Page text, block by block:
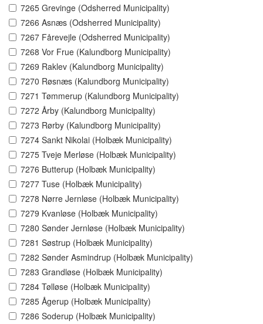
7265 Grevinge (Odsherred Municipality)
7266 Asnæs (Odsherred Municipality)
7267 Fårevejle (Odsherred Municipality)
7268 Vor Frue (Kalundborg Municipality)
7269 Raklev (Kalundborg Municipality)
7270 Røsnæs (Kalundborg Municipality)
7271 Tømmerup (Kalundborg Municipality)
7272 Årby (Kalundborg Municipality)
7273 Rørby (Kalundborg Municipality)
7274 Sankt Nikolai (Holbæk Municipality)
7275 Tveje Merløse (Holbæk Municipality)
7276 Butterup (Holbæk Municipality)
7277 Tuse (Holbæk Municipality)
7278 Nørre Jernløse (Holbæk Municipality)
7279 Kvanløse (Holbæk Municipality)
7280 Sønder Jernløse (Holbæk Municipality)
7281 Søstrup (Holbæk Municipality)
7282 Sønder Asmindrup (Holbæk Municipality)
7283 Grandløse (Holbæk Municipality)
7284 Tølløse (Holbæk Municipality)
7285 Ågerup (Holbæk Municipality)
7286 Soderup (Holbæk Municipality)